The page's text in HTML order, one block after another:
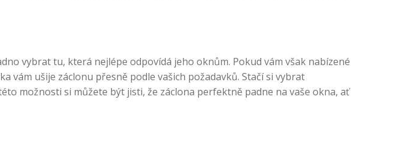
vybrat tu, která nejlépe odpovídá jeho oknům. Pokud vám však nabízené
vám ušije záclonu přesně podle vašich požadavků. Stačí si vybrat
možnosti si můžete být jisti, že záclona perfektně padne na vaše okna, ať